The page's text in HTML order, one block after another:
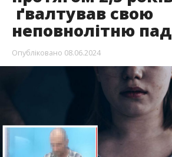
ґвалтував свою
неповнолітню
Опубліковано 08.06.2024